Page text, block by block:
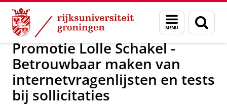
Skip
Content
Skip
Navigation
Menu
en
zoeken
Over ons Actueel Nieuws Nieuwsberichten
Promotie Lolle Schakel -
Betrouwbaar maken van
internetvragenlijsten en tests
bij sollicitaties